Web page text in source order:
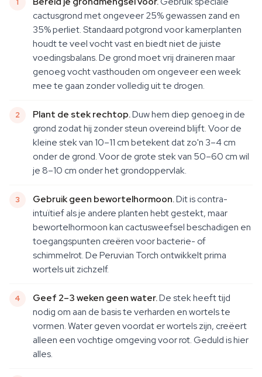
cactusgrond met ongeveer 25% gewassen zand en
35% perliet. Standaard potgrond voor kamerplanten
houdt te veel vocht vast en biedt niet de juiste
voedingsbalans. De grond moet vrij draineren maar
genoeg vocht vasthouden om ongeveer een week
mee te gaan zonder volledig uit te drogen.
Plant de stek rechtop.Duw hem diep genoeg in de
grond zodat hij zonder steun overeind blijft. Voor de
kleine stek van 10–11 cm betekent dat zo'n 3–4 cm
onder de grond. Voor de grote stek van 50–60 cm wil
je 8–10 cm onder het grondoppervlak.
Gebruik geen bewortelhormoon.Dit is contra-
intuïtief als je andere planten hebt gestekt, maar
bewortelhormoon kan cactusweefsel beschadigen en
toegangspunten creëren voor bacterie- of
schimmelrot. De Peruvian Torch ontwikkelt prima
wortels uit zichzelf.
Geef 2–3 weken geen water.De stek heeft tijd
nodig om aan de basis te verharden en wortels te
vormen. Water geven voordat er wortels zijn, creëert
alleen een vochtige omgeving voor rot. Geduld is hier
alles.